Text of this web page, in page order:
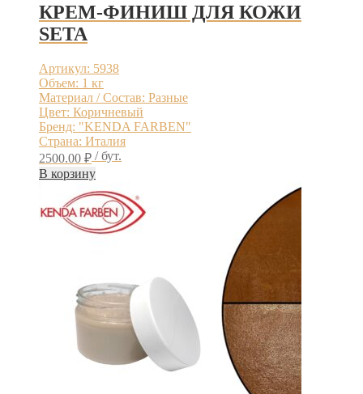
КРЕМ-ФИНИШ ДЛЯ КОЖИ
SETA
Артикул: 5938
Объем: 1 кг
Материал / Состав: Разные
Цвет: Коричневый
Бренд: "KENDA FARBEN"
Страна: Италия
2500.00 ₽ / бут.
В корзину